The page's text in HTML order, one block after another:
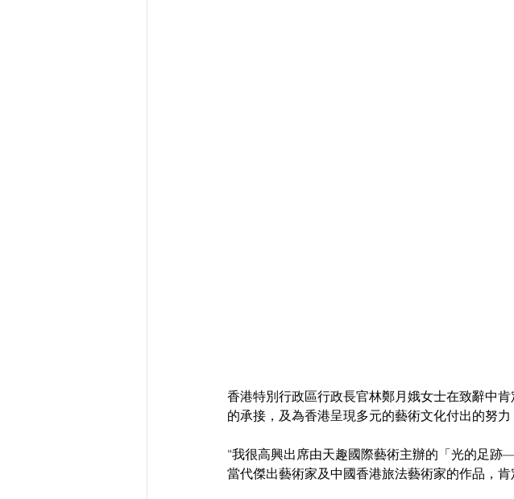
香港特別行政區行政長官林鄭月娥女士在致辭中
的承接，及為香港呈現多元的藝術文化付出的努力
“我很高興出席由天趣國際藝術主辦的「光的足
當代傑出藝術家及中國香港旅法藝術家的作品，肯